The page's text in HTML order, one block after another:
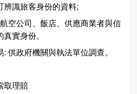
辨識旅客身份的資料;
空公司、飯店、供應商業者與信
實身份。
供政府機關與執法單位調查。
取理賠